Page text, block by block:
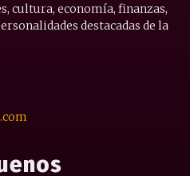
cultura, economía, finanzas,
destacadas de la